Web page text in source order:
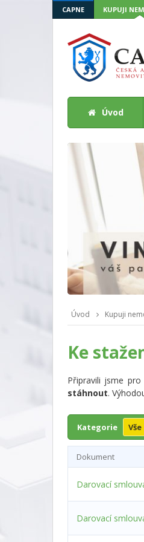
CAPNE KUPUJI
Úvod
Úvod Kupuji
Ke
Připravili jsme
stáhnout.
Kategorie Vše
Dokument
Darovací
Darovací